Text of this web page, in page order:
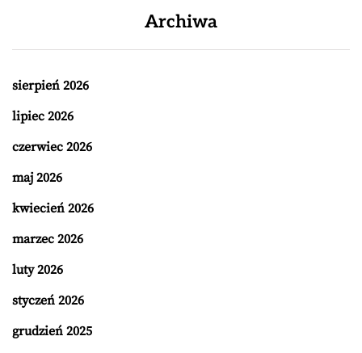
Archiwa
sierpień 2026
lipiec 2026
czerwiec 2026
maj 2026
kwiecień 2026
marzec 2026
luty 2026
styczeń 2026
grudzień 2025